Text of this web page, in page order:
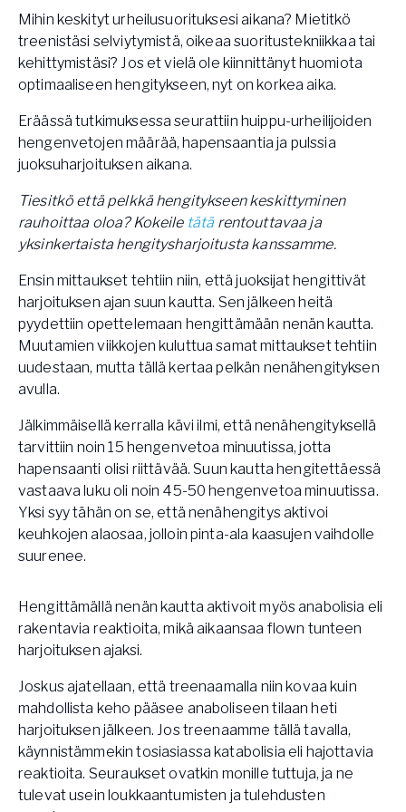
Vården – Yogobe Health & Care
Så stöttar Yogobe patienter, förskrivare och sjukvården
FaR
Fysisk aktivitet på recept
Stöd till arbetsgivare, försäkringsbolag & organisationer
Arbetsgivare
Pausa Smart
Yogobe för yogalärare
Hotell & Konferens
Mihin keskityt urheilusuorituksesi aikana? Mietitkö
treenistäsi selviytymistä, oikeaa suoritustekniikkaa tai
kehittymistäsi? Jos et vielä ole kiinnittänyt huomiota
optimaaliseen hengitykseen, nyt on korkea aika.
Eräässä tutkimuksessa seurattiin huippu-urheilijoiden
hengenvetojen määrää, hapensaantia ja pulssia
juoksuharjoituksen aikana.
Tiesitkö että pelkkä hengitykseen keskittyminen
rauhoittaa oloa? Kokeiletätä rentouttavaa ja
yksinkertaista hengitysharjoitusta kanssamme.
Ensin mittaukset tehtiin niin, että juoksijat hengittivät
harjoituksen ajan suun kautta. Sen jälkeen heitä
pyydettiin opettelemaan hengittämään nenän kautta.
Muutamien viikkojen kuluttua samat mittaukset tehtiin
uudestaan, mutta tällä kertaa pelkän nenähengityksen
avulla.
Jälkimmäisellä kerralla kävi ilmi, että nenähengityksellä
tarvittiin noin 15 hengenvetoa minuutissa, jotta
hapensaanti olisi riittävää. Suun kautta hengitettäessä
vastaava luku oli noin 45-50 hengenvetoa minuutissa.
Yksi syy tähän on se, että nenähengitys aktivoi
keuhkojen alaosaa, jolloin pinta-ala kaasujen vaihdolle
suurenee.
​Hengittämällä nenän kautta aktivoit myös anabolisia eli
rakentavia reaktioita, mikä aikaansaa flown tunteen
harjoituksen ajaksi.
Joskus ajatellaan, että treenaamalla niin kovaa kuin
mahdollista keho pääsee anaboliseen tilaan heti
harjoituksen jälkeen. Jos treenaamme tällä tavalla,
käynnistämmekin tosiasiassa katabolisia eli hajottavia
reaktioita. Seuraukset ovatkin monille tuttuja, ja ne
tulevat usein loukkaantumisten ja tulehdusten